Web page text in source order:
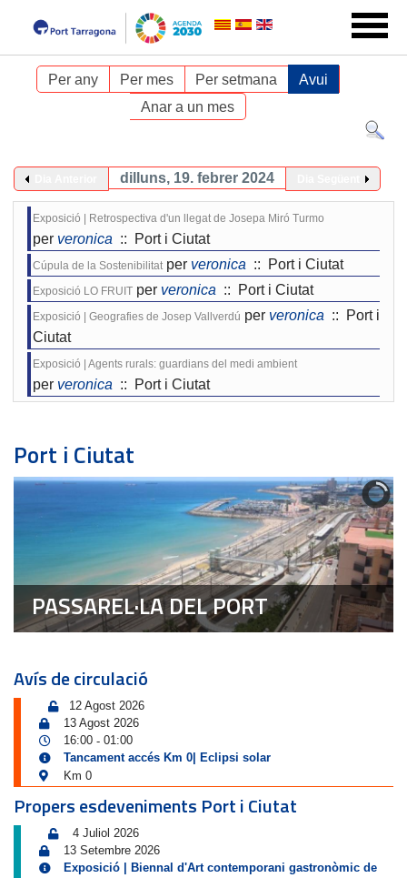
Per any Per mes Per setmana
Avui
Anar a un mes
dilluns, 19. febrer 2024
Exposició | Retrospectiva d'un llegat de Josepa Miró Turmo
per veronica :: Port i Ciutat
Cúpula de la Sostenibilitat per veronica :: Port i Ciutat
Exposició LO FRUIT per veronica :: Port i Ciutat
Exposició | Geografies de Josep Vallverdú per veronica :: Port i
Ciutat
Exposició | Agents rurals: guardians del medi ambient
per veronica :: Port i Ciutat
Port i Ciutat
PASSAREL·LA DEL PORT
Avís de circulació
12 Agost 2026
13 Agost 2026
16:00 - 01:00
Tancament accés Km 0| Eclipsi solar
Km 0
Propers esdeveniments Port i Ciutat
4 Juliol 2026
13 Setembre 2026
Exposició | Biennal d'Art contemporani gastronòmic de